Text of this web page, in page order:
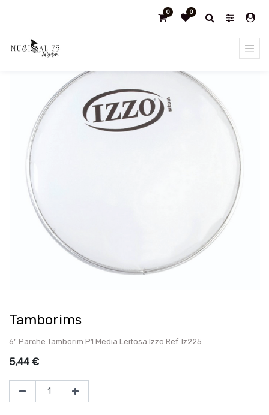
0 0
Tamborims
6" Parche Tamborim P1 Media Leitosa Izzo Ref. Iz225
5,44€